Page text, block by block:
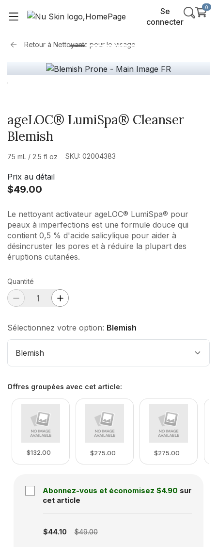
Se
connecter
0
Retour à Nettoyants pour le visage
ageLOC® LumiSpa® Cleanser
Blemish
75 mL / 2.5 fl oz SKU: 02004383
Prix au détail
$49.00
Le nettoyant activateur ageLOC® LumiSpa® pour
peaux à imperfections est une formule douce qui
contient 0,5 % d'acide salicylique pour aider à
désincruster les pores et à réduire la plupart des
éruptions cutanées.
Quantité
Sélectionnez votre option: Blemish
Blemish
Offres groupées avec cet article:
$132.00 $275.00 $275.00
Abonnez-vous et économisez $4.90 sur
cet article
$44.10 $49.00